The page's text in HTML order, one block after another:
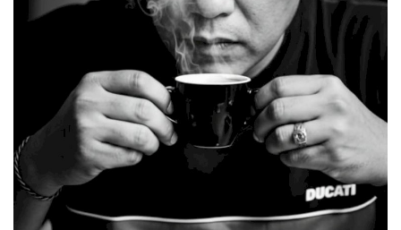
Ketentuan dan Layanan
Privacy Policy
Alamat Kami
Tentang Kami
Login
Daftar